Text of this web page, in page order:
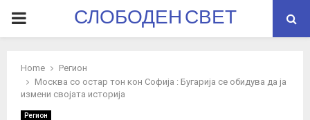
PRIMARYСЛОБОДЕН СВЕТ
Home
Регион
Москва со остар тон кон Софија : Бугарија се обидува да ја
измени својата историја
Регион